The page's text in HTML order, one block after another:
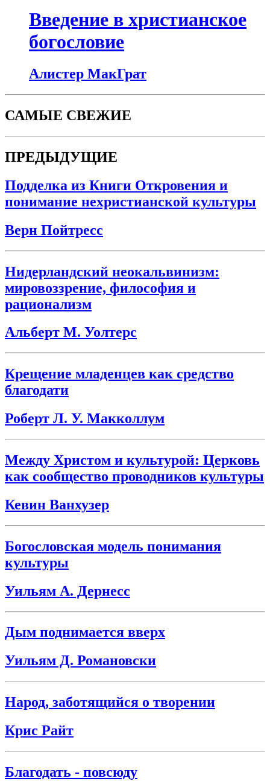
Введение в христианское
богословие
Алистер МакГрат
САМЫЕ СВЕЖИЕ
ПРЕДЫДУЩИЕ
Подделка из Книги Откровения и
понимание нехристианской культуры
Верн Пойтресс
Нидерландский неокальвинизм:
мировоззрение, философия и
рационализм
Альберт М. Уолтерс
Крещение младенцев как средство
благодати
Роберт Л. У. Макколлум
Между Христом и культурой: Церковь
как сообщество проводников культуры
Кевин Ванхузер
Богословская модель понимания
культуры
Уильям А. Дернесс
Дым поднимается вверх
Уильям Д. Романовски
Народ, заботящийся о творении
Крис Райт
Благодать - повсюду